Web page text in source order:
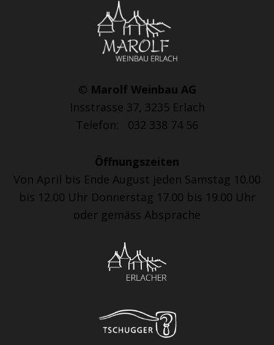
© Marolf Weinbau AG
Insstrasse 37, 3235 Erlach
Telefon: 032 338 74 56
Öffnungszeiten
Von April bis Ende August jeden Samstag 10.00
bis 12.00 Uhr Donnerstag 17.00 bis 19.00 Uhr
oder gemäss Absprache